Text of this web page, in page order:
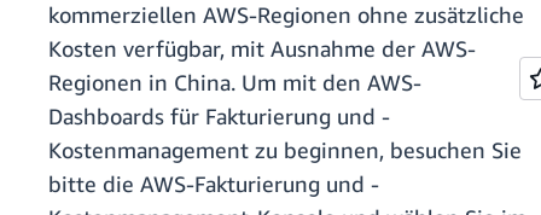
kommerziellen AWS-Regionen ohne zusätzliche
Kosten verfügbar, mit Ausnahme der AWS-
Regionen in China. Um mit den AWS-
Dashboards für Fakturierung und -
Kostenmanagement zu beginnen, besuchen Sie
bitte die AWS-Fakturierung und -